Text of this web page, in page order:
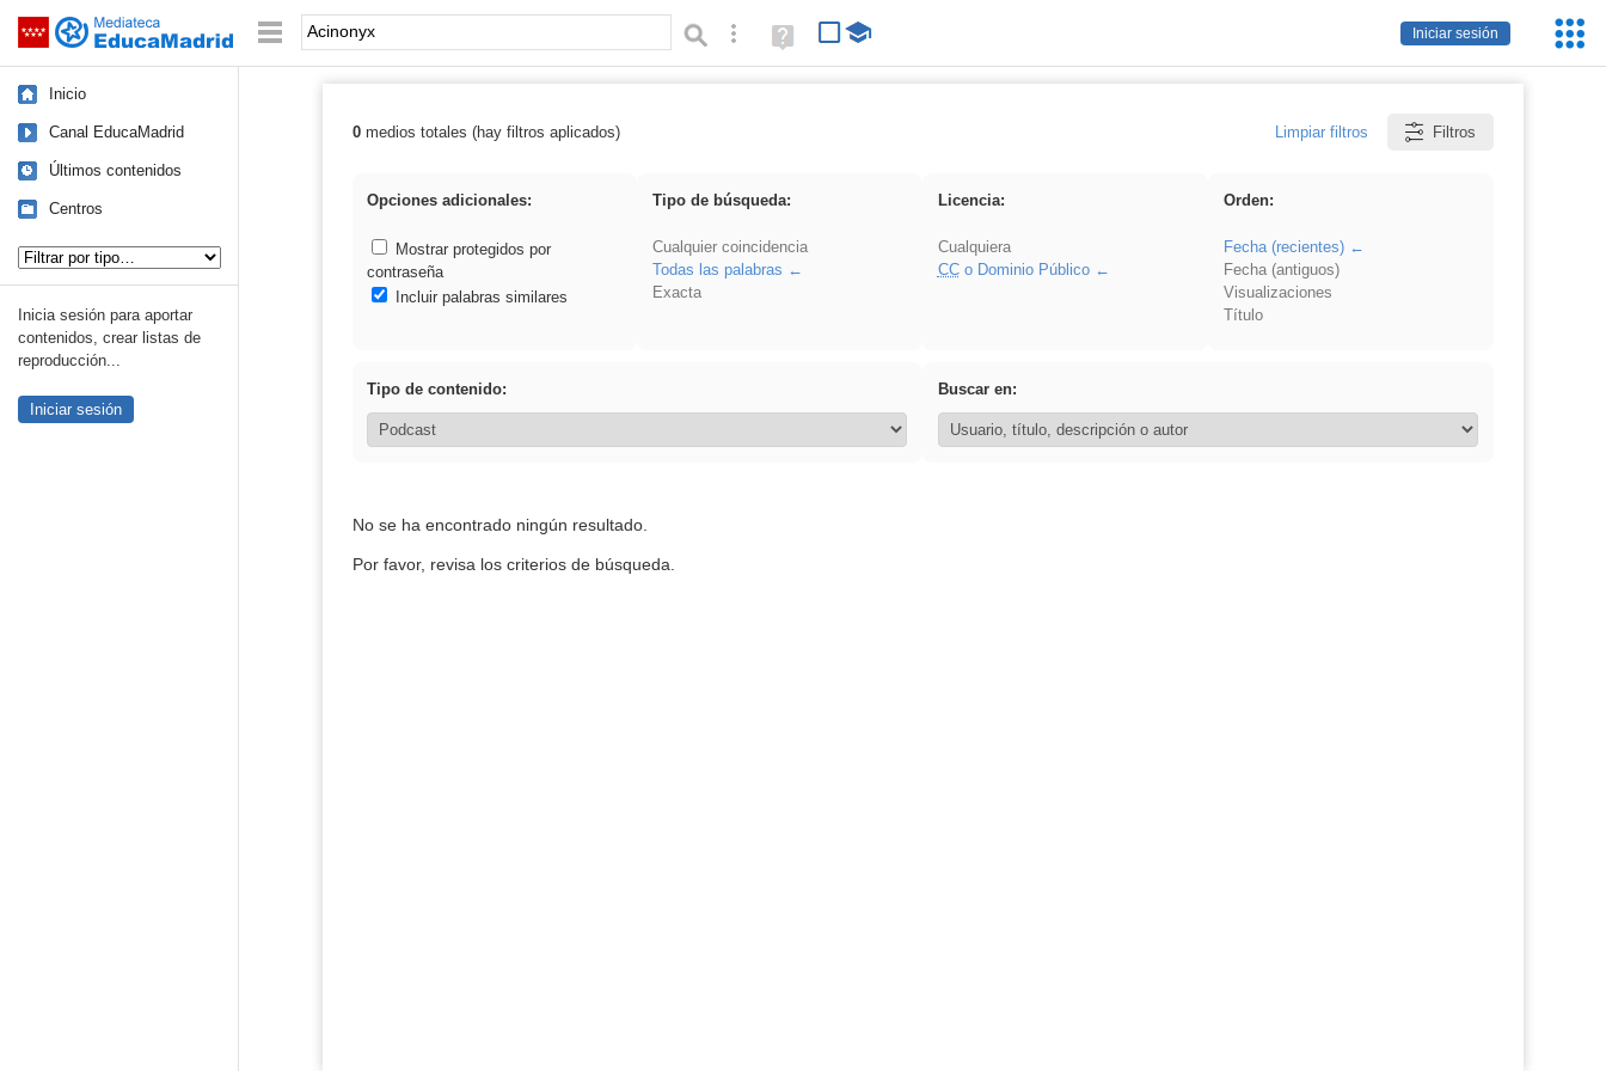
Saltar navegación
Iniciar sesión
Palabra o frase: Búsqueda avanzada
Ayuda
(en
Inicio
Canal EducaMadrid
Últimos contenidos
Centros
Inicia sesión para aportar
contenidos, crear listas de
reproducción...
Iniciar sesión
Resultados de: Acinonyx
0medios totales (hay filtros aplicados) Limpiar filtros Filtros
Opciones adicionales:
Mostrar protegidos por
contraseña
Incluir palabras similares
Tipo de búsqueda:
Cualquier coincidencia
Todas las palabras
Exacta
Licencia:
Cualquiera
CCo Dominio Público
Orden:
Fecha (recientes)
Fecha (antiguos)
Visualizaciones
Título
Tipo de contenido: Buscar en:
No se ha encontrado ningún resultado.
Por favor, revisa los criterios de búsqueda.